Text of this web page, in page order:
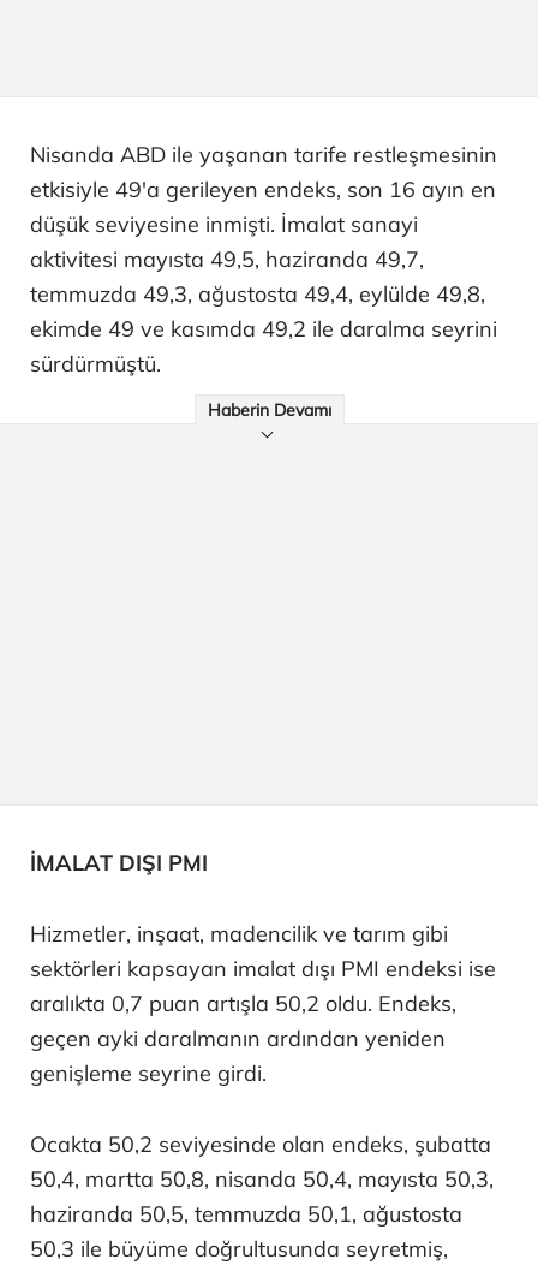
Nisanda ABD ile yaşanan tarife restleşmesinin
etkisiyle 49'a gerileyen endeks, son 16 ayın en
düşük seviyesine inmişti. İmalat sanayi
aktivitesi mayısta 49,5, haziranda 49,7,
temmuzda 49,3, ağustosta 49,4, eylülde 49,8,
ekimde 49 ve kasımda 49,2 ile daralma seyrini
sürdürmüştü.
Haberin Devamı
İMALAT DIŞI PMI
Hizmetler, inşaat, madencilik ve tarım gibi
sektörleri kapsayan imalat dışı PMI endeksi ise
aralıkta 0,7 puan artışla 50,2 oldu. Endeks,
geçen ayki daralmanın ardından yeniden
genişleme seyrine girdi.
Ocakta 50,2 seviyesinde olan endeks, şubatta
50,4, martta 50,8, nisanda 50,4, mayısta 50,3,
haziranda 50,5, temmuzda 50,1, ağustosta
50,3 ile büyüme doğrultusunda seyretmiş,